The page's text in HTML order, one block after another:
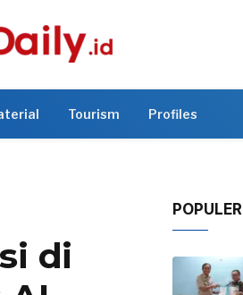
Tourism Profiles
di
POPULER